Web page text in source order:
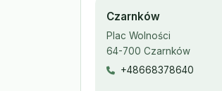
Czarnków
Plac Wolności
64-700 Czarnków
+48668378640